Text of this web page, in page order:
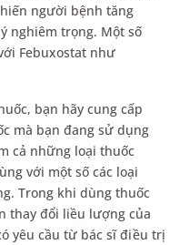
người bệnh tăng
nghiêm trọng. Một số
Febuxostat như
bạn hãy cung cấp
mà bạn đang sử dụng
cả những loại thuốc
với một số các loại
Trong khi dùng thuốc
thay đổi liều lượng của
yêu cầu từ bác sĩ điều trị